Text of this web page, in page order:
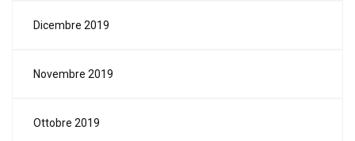
Dicembre 2019
Novembre 2019
Ottobre 2019